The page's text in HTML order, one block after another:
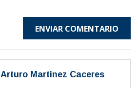
ENVIAR COMENTARIO
Arturo Martinez Caceres